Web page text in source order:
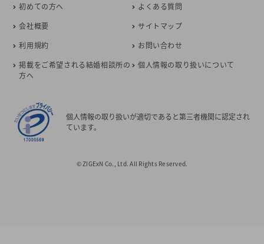
初めての方へ
よくある質問
会社概要
サイトマップ
利用規約
お問い合わせ
掲載をご希望される結婚相談所の
方へ
個人情報の取り扱いについて
個人情報の取り扱いが適切であると第三者機関に認定され
ています。
© ZIGExN Co., Ltd. All Rights Reserved.